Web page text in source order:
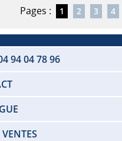
Pages : 1 2 3 4
94 04 78 96